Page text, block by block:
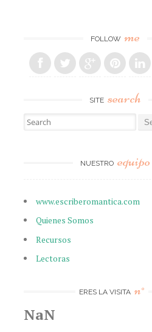
FOLLOW me
SITE search
Search for:
NUESTRO equipo
www.escriberomantica.com
Quienes Somos
Recursos
Lectoras
ERES LA VISITA n°
NaN